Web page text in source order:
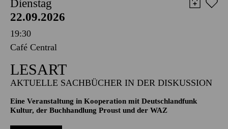
Dienstag
22.09.2026
19:30
Café Central
LESART
AKTUELLE SACHBÜCHER IN DER DISKUSSION
Eine Veranstaltung in Kooperation mit Deutschlandfunk
Kultur, der Buchhandlung Proust und der WAZ